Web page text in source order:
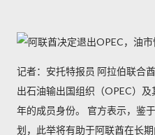
记者：安托特报员 阿拉伯联合
出石油输出国组织（OPEC）
年的成员身份。 官方表示，鉴
划，此举将有助于阿联酋在长